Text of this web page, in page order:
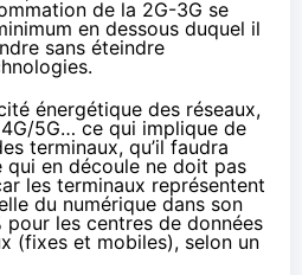
de la 2G-3G se
en dessous duquel il
sans éteindre
énergétique des réseaux,
5G… ce qui implique de
terminaux, qu’il faudra
qui en découle ne doit pas
les terminaux représentent
du numérique dans son
pour les centres de données
(fixes et mobiles), selon un